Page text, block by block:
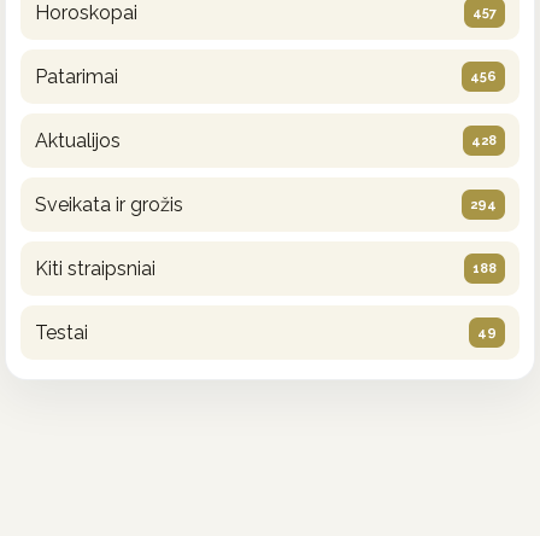
Horoskopai 457
Patarimai 456
Aktualijos 428
Sveikata ir grožis 294
Kiti straipsniai 188
Testai 49